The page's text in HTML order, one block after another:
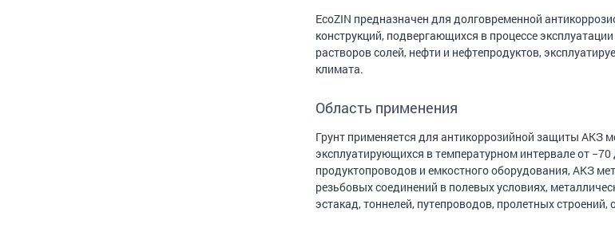
EcoZIN предназначен для долговременной
конструкций, подвергающихся в процессе
растворов солей, нефти и нефтепродуктов,
климата.
Область применения
Грунт применяется для антикоррозийной защиты АКЗ
эксплуатирующихся в температурном интервале от
продуктопроводов и емкостного оборудования, АКЗ
резьбовых соединений в полевых условиях,
эстакад, тоннелей, путепроводов, пролетных строений,